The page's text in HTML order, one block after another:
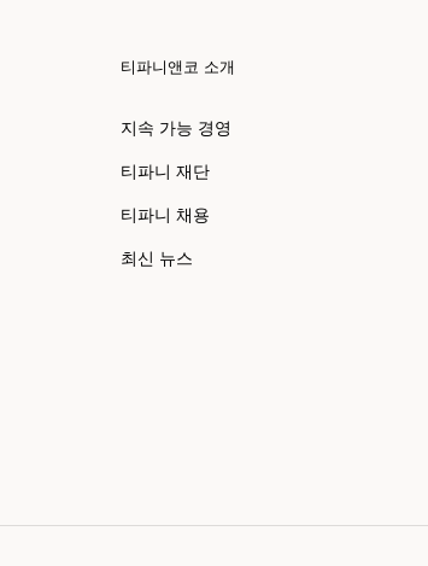
티파니앤코 소개
지속 가능 경영
티파니 재단
티파니 채용
최신 뉴스